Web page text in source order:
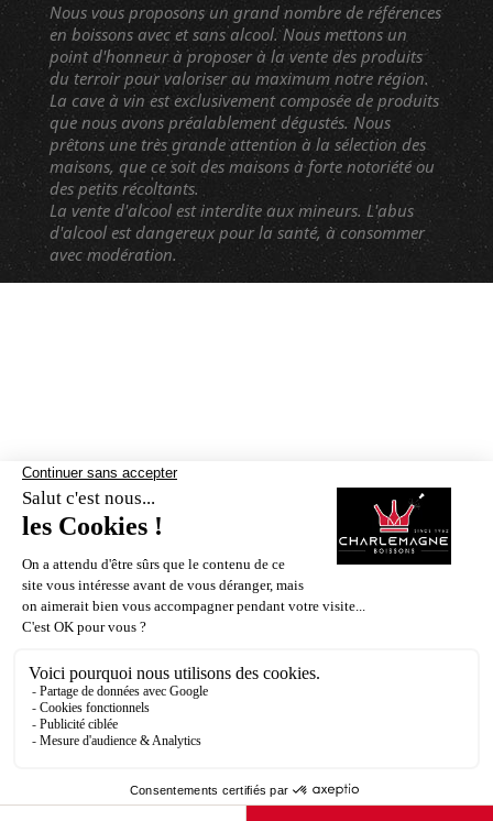
Nous vous proposons un grand nombre de références
en boissons avec et sans alcool. Nous mettons un
point d'honneur à proposer à la vente des produits
du terroir pour valoriser au maximum notre région.
La cave à vin est exclusivement composée de produits
que nous avons préalablement dégustés. Nous
prêtons une très grande attention à la sélection des
maisons, que ce soit des maisons à forte notoriété ou
des petits récoltants.
La vente d'alcool est interdite aux mineurs. L'abus
d'alcool est dangereux pour la santé, à consommer
avec modération.